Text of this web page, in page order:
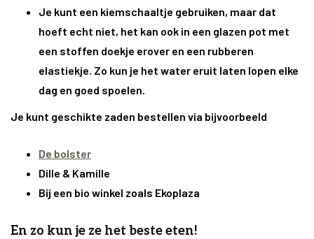
Je kunt een kiemschaaltje gebruiken, maar dat
hoeft echt niet, het kan ook in een glazen pot met
een stoffen doekje erover en een rubberen
elastiekje. Zo kun je het water eruit laten lopen elke
dag en goed spoelen.
Je kunt geschikte zaden bestellen via bijvoorbeeld
De bolster
Dille & Kamille
Bij een bio winkel zoals Ekoplaza
En zo kun je ze het beste eten!